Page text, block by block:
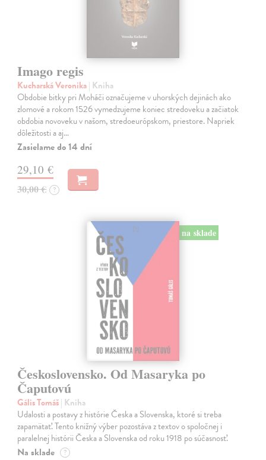
Imago regis
Kucharská Veronika| Kniha
Obdobie bitky pri Moháči označujeme v uhorských dejinách ako
zlomové a rokom 1526 vymedzujeme koniec stredoveku a začiatok
obdobia novoveku v našom, stredoeurópskom, priestore. Napriek
dôležitosti a aj…
Zasielame do 14 dní
29,10 €
30,00 € ?
na sklade
Československo. Od Masaryka po
Čaputovú
Gális Tomáš| Kniha
Udalosti a postavy z histórie Česka a Slovenska, ktoré si treba
zapamätať. Tento knižný výber pozostáva z textov o spoločnej i
paralelnej histórii Česka a Slovenska od roku 1918 po súčasnosť.
Na sklade ?